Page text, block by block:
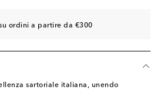
ordini a partire da €300
sartoriale italiana, unendo